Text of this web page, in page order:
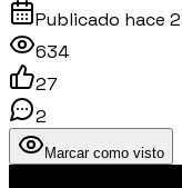
Publicado hace
634
27
2
Marcar como visto